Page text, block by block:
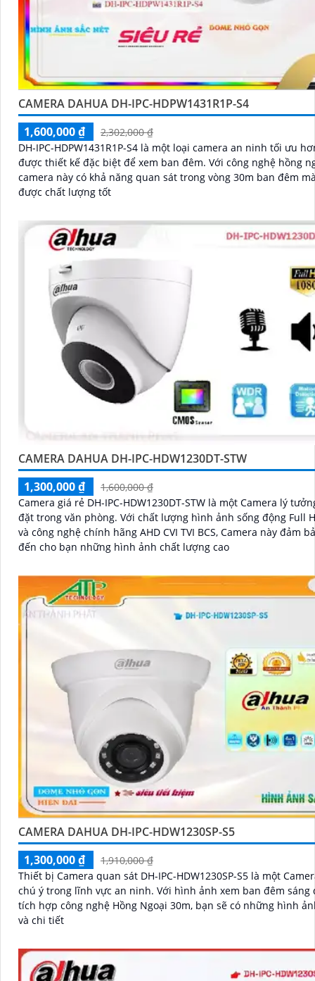
CAMERA DAHUA DH-IPC-HDPW1431R1P-S4
1,600,000 ₫
2,302,000 ₫
DH-IPC-HDPW1431R1P-S4 là một loại camera an ninh tối ưu
được thiết kế đặc biệt để xem ban đêm. Với công nghệ hồng ngoại,
camera này có khả năng quan sát trong vòng 30m ban đêm
được chất lượng tốt
CAMERA DAHUA DH-IPC-HDW1230DT-STW
1,300,000 ₫
1,600,000 ₫
Camera giá rẻ DH-IPC-HDW1230DT-STW là một Camera lý
đặt trong văn phòng. Với chất lượng hình ảnh sống động Full HD 1080P
và công nghệ chính hãng AHD CVI TVI BCS, Camera này đảm
đến cho bạn những hình ảnh chất lượng cao
CAMERA DAHUA DH-IPC-HDW1230SP-S5
1,300,000 ₫
1,910,000 ₫
Thiết bị Camera quan sát DH-IPC-HDW1230SP-S5 là một
chú ý trong lĩnh vực an ninh. Với hình ảnh xem ban đêm sáng đẹp nhờ
tích hợp công nghệ Hồng Ngoại 30m, bạn sẽ có những hình
và chi tiết